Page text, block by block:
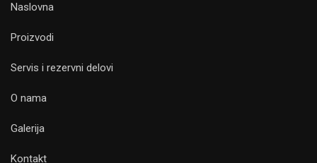
Naslovna
Proizvodi
Servis i rezervni delovi
O nama
Galerija
Kontakt